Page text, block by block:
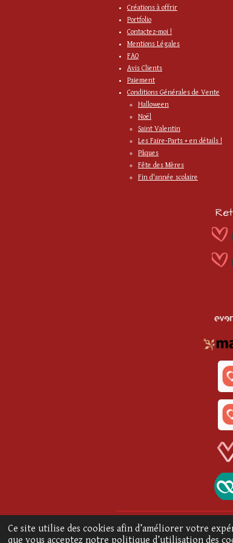
Ce site utilise des cookies afin d’améliorer votre
que vous acceptez notre politique d’utilisation des
Créations à offrir
Portfolio
Contactez-moi !
Mentions Légales
FAQ
Avis Clients
Paiement
Conditions Générales de Vente
Halloween
Noël
Saint Valentin
Les Faire-Parts + en détails !
Pâques
Fête des Mères
Fin d'année scolaire
© 2026 Cocktail Créatif | SIRET